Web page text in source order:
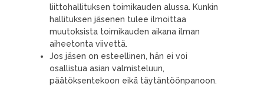
liittohallituksen toimikauden alussa. Kunkin
hallituksen jäsenen tulee ilmoittaa
muutoksista toimikauden aikana ilman
aiheetonta viivettä.
Jos jäsen on esteellinen, hän ei voi
osallistua asian valmisteluun,
päätöksentekoon eikä täytäntöönpanoon.